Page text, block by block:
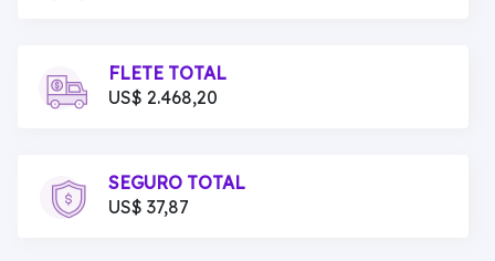
FLETE TOTAL
US$ 2.468,20
SEGURO TOTAL
US$ 37,87